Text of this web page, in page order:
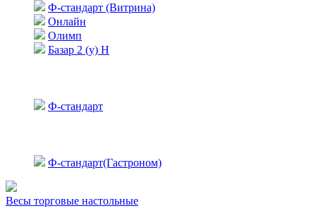
Ф-стандарт (Витрина)
Онлайн
Олимп
Базар 2 (у) Н
Ф-стандарт
Ф-стандарт(Гастроном)
Весы торговые настольные